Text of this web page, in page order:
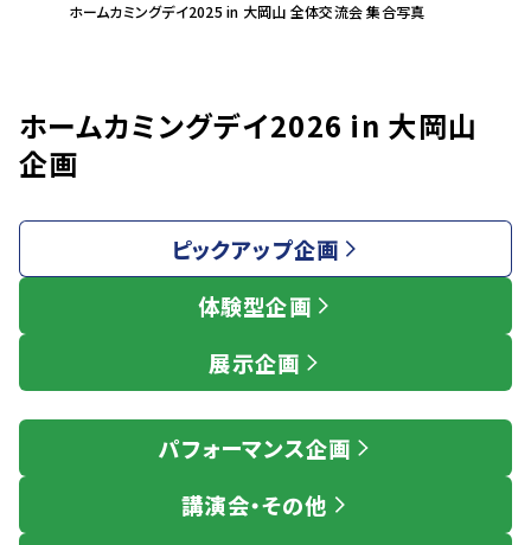
ホームカミングデイ2025 in 大岡山 全体交流会 集合写真
ホームカミングデイ2026 in 大岡山
企画
ピックアップ企画
体験型企画
展示企画
パフォーマンス企画
講演会・その他